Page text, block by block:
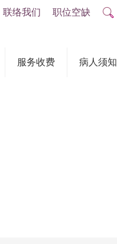
服务收费 病人须知
联络我们 职位空缺